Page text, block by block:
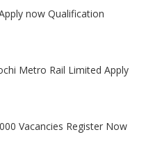
now Qualification
Metro Rail Limited Apply
Vacancies Register Now